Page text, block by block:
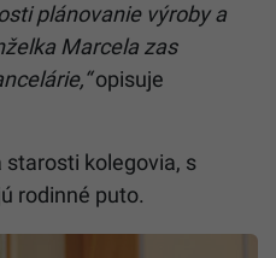
plánovanie výroby a
Marcela zas
opisuje
starosti kolegovia, s
rodinné puto.